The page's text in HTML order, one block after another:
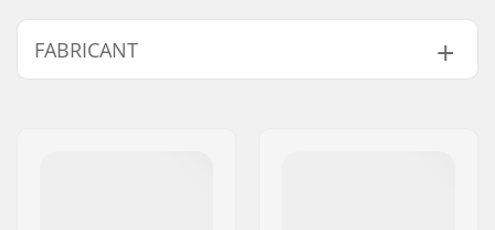
Fit:
Regular Fit
Cou:
Manches:
Short Sleeve
FABRICANT